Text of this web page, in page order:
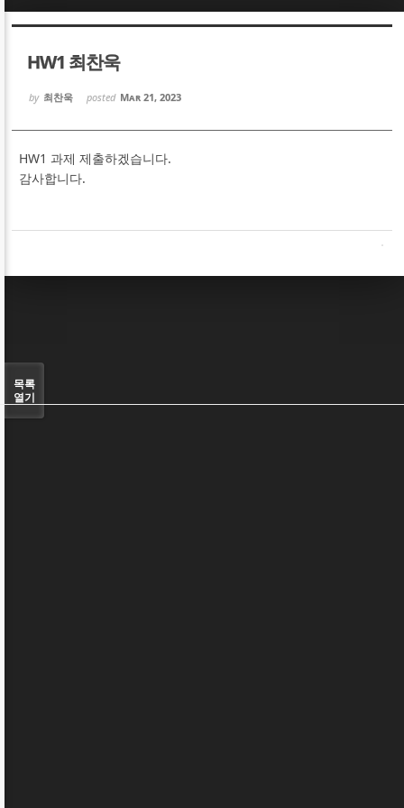
HW1 최찬욱
by 최찬욱 posted Mar 21, 2023
HW1 과제 제출하겠습니다.
감사합니다.
목록
열기
Sketchbook5, 스케치북5
Sketchbook5, 스케치북5
Sketchbook5, 스케치북5
Sketchbook5, 스케치북5